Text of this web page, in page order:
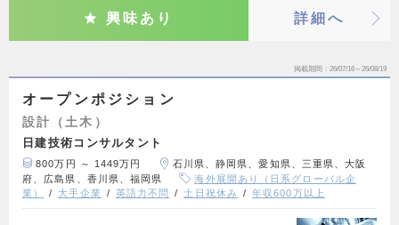
興味あり 詳細へ
掲載期間 26/07/16～26/08/19
オープンポジション
設計（土木）
日建技術コンサルタント
800万円 ～ 1449万円
石川県、静岡県、愛知県、三重県、大阪
府、広島県、香川県、福岡県
海外展開あり（日系グローバル企
業）
大手企業 英語力不問 土日祝休み 年収600万以上